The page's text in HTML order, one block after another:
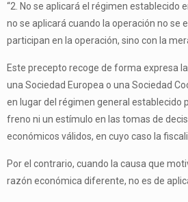
“2. No se aplicará el régimen
no se aplicará cuando la operación no
participan en la operación, sino con la
Este precepto recoge de forma expresa
una Sociedad Europea o una Sociedad
en lugar del régimen general establecido
freno ni un estímulo en las tomas de
económicos válidos, en cuyo caso la
Por el contrario, cuando la causa que
razón económica diferente, no es de